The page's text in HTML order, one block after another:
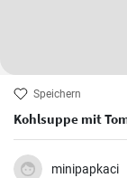
Speichern
Kohlsuppe mit
minipapkaci